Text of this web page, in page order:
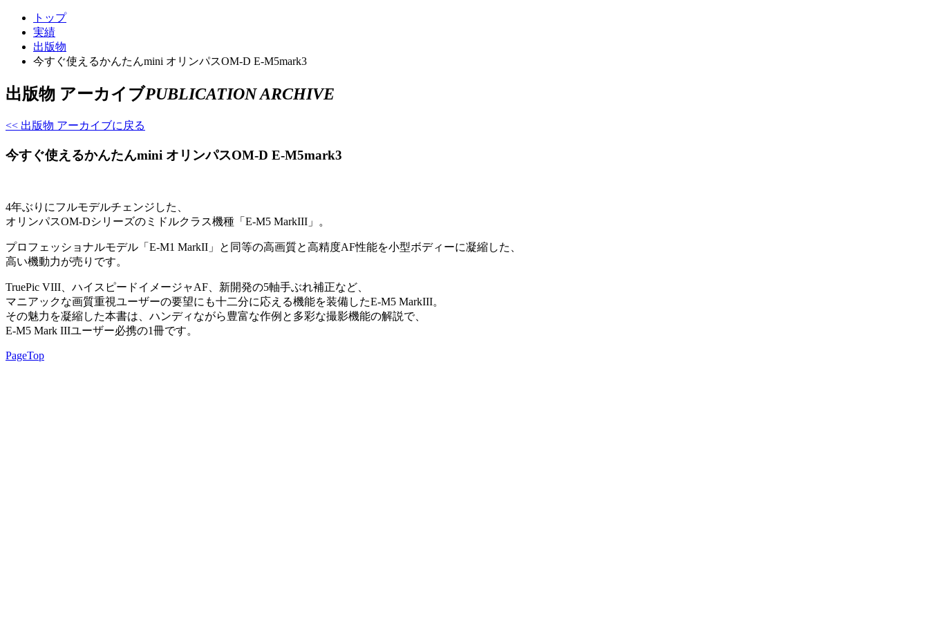
トップ
実績
出版物
今すぐ使えるかんたんmini オリンパスOM-D E-M5mark3
出版物 アーカイブPUBLICATION ARCHIVE
<< 出版物 アーカイブに戻る
今すぐ使えるかんたんmini オリンパスOM-D E-M5mark3
4年ぶりにフルモデルチェンジした、
オリンパスOM-Dシリーズのミドルクラス機種「E-M5 MarkIII」。
プロフェッショナルモデル「E-M1 MarkII」と同等の高画質と高精度AF性能を小型ボディーに凝縮した、
高い機動力が売りです。
TruePic VIII、ハイスピードイメージャAF、新開発の5軸手ぶれ補正など、
マニアックな画質重視ユーザーの要望にも十二分に応える機能を装備したE-M5 MarkIII。
その魅力を凝縮した本書は、ハンディながら豊富な作例と多彩な撮影機能の解説で、
E-M5 Mark IIIユーザー必携の1冊です。
PageTop